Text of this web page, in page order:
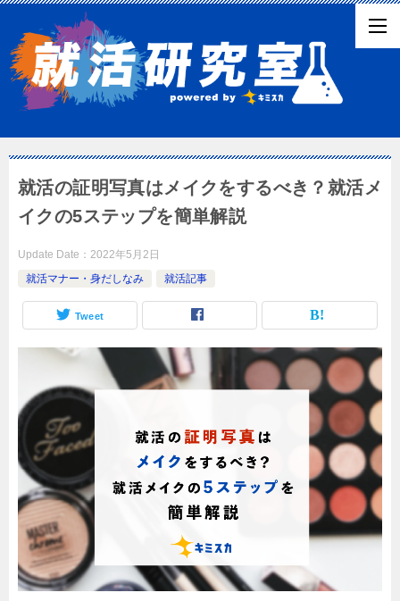
就活の証明写真はメイクをするべき？就活メ
イクの5ステップを簡単解説
Update Date： 2022年5月2日
就活マナー・身だしなみ
就活記事
Tweet